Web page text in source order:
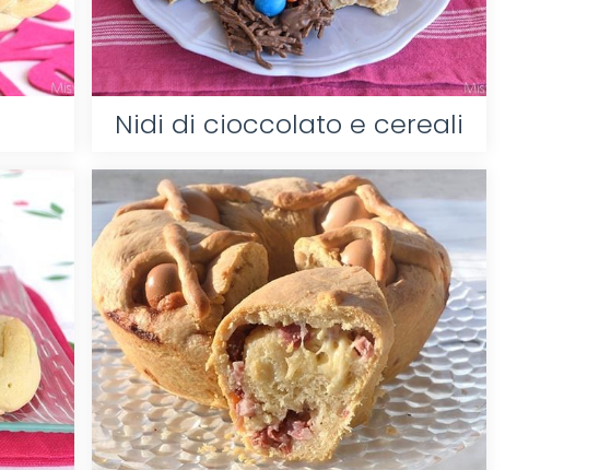
Nidi di cioccolato e cereali